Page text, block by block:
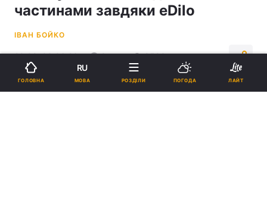
частинами завдяки eDilo
ІВАН БОЙКО
20:02, 03.06.26 3 хв. 8583
Підпишіться на нас в Google
ГОЛОВНА
RU
МОВА РОЗДІЛИ ПОГОДА ЛАЙТ